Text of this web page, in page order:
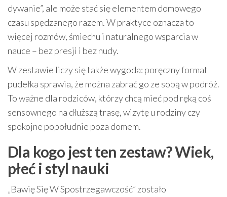
dywanie”, ale może stać się elementem domowego
czasu spędzanego razem. W praktyce oznacza to
więcej rozmów, śmiechu i naturalnego wsparcia w
nauce – bez presji i bez nudy.
W zestawie liczy się także wygoda: poręczny format
pudełka sprawia, że można zabrać go ze sobą w podróż.
To ważne dla rodziców, którzy chcą mieć pod ręką coś
sensownego na dłuższą trasę, wizytę u rodziny czy
spokojne popołudnie poza domem.
Dla kogo jest ten zestaw? Wiek,
płeć i styl nauki
„Bawię Się W Spostrzegawczość” zostało